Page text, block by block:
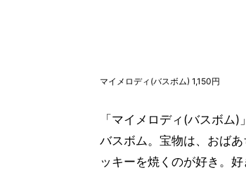
マイメロディ(バスボム) 1,150円
「マイメロディ(バスボム
バスボム。宝物は、おば
ッキーを焼くのが好き。